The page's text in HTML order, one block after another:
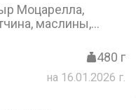
Моцарелла,
маслины,
(25 см)480 г
на 16.01.2026 г.